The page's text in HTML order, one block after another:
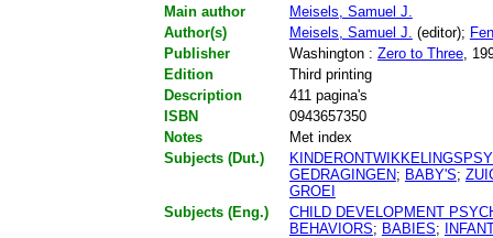
Main author
Meisels, Samuel J.
Author(s)
Meisels, Samuel J. (editor);
Publisher
Washington : Zero to Three,
Edition
Third printing
Description
411 pagina's
ISBN
0943657350
Notes
Met index
Subjects (Dut.)
GEDRAGINGEN; BABY'S;
GROEI
Subjects (Eng.)
CHILD DEVELOPMENT
BEHAVIORS; BABIES;